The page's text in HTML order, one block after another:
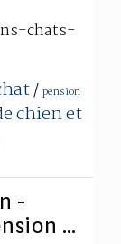
chats-
/ pension
chien et
-
...